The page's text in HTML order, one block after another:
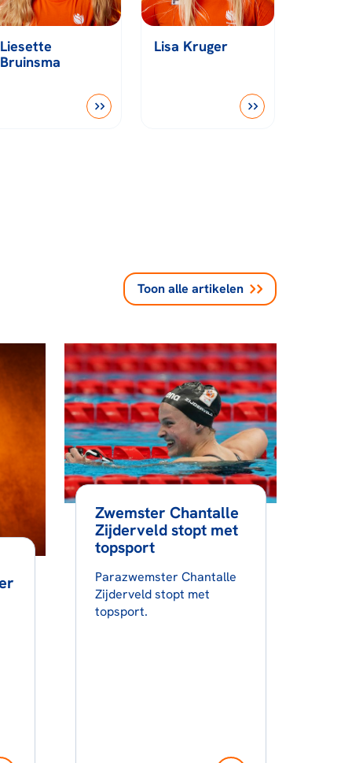
Liesette
Bruinsma
Lisa Kruger
Toon alle artikelen
Zwemster Chantalle
Zijderveld stopt met
topsport
Parazwemster Chantalle
Zijderveld stopt met
topsport.